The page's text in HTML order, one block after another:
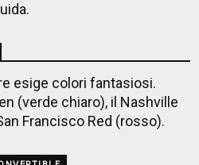
esige colori fantasiosi.
(verde chiaro), il Nashville
Francisco Red (rosso).